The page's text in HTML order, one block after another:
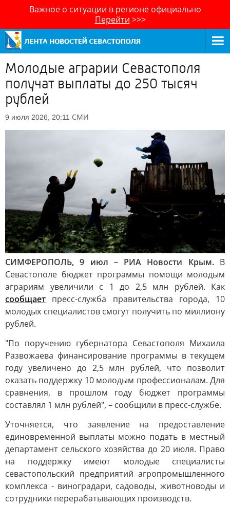
Важное о ситуации в регионе официально
Перейти >>>
Молодые аграрии Севастополя
получат выплаты до 250 тысяч
рублей
9 июля 2026, 20:11 СМИ
СИМФЕРОПОЛЬ, 9 июл – РИА Новости Крым.В
Севастополе бюджет программы помощи молодым
аграриям увеличили с 1 до 2,5 млн рублей. Как
сообщает пресс-служба правительства города, 10
молодых специалистов смогут получить по миллиону
рублей.
"По поручению губернатора Севастополя Михаила
Развожаева финансирование программы в текущем
году увеличено до 2,5 млн рублей, что позволит
оказать поддержку 10 молодым профессионалам. Для
сравнения, в прошлом году бюджет программы
составлял 1 млн рублей", – сообщили в пресс-службе.
Уточняется, что заявление на предоставление
единовременной выплаты можно подать в местный
департамент сельского хозяйства до 20 июля. Право
на поддержку имеют молодые специалисты
севастопольский предприятий агропромышленного
комплекса - виноградари, садоводы, животноводы и
сотрудники перерабатывающих производств.